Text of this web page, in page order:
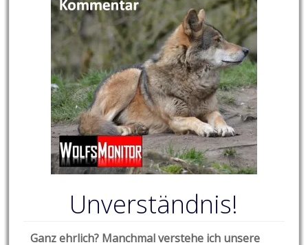
Unverständnis!
Ganz ehrlich? Manchmal verstehe ich unsere